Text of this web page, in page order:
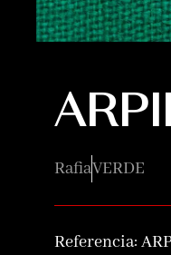
RafiaVERDE
Referencia: